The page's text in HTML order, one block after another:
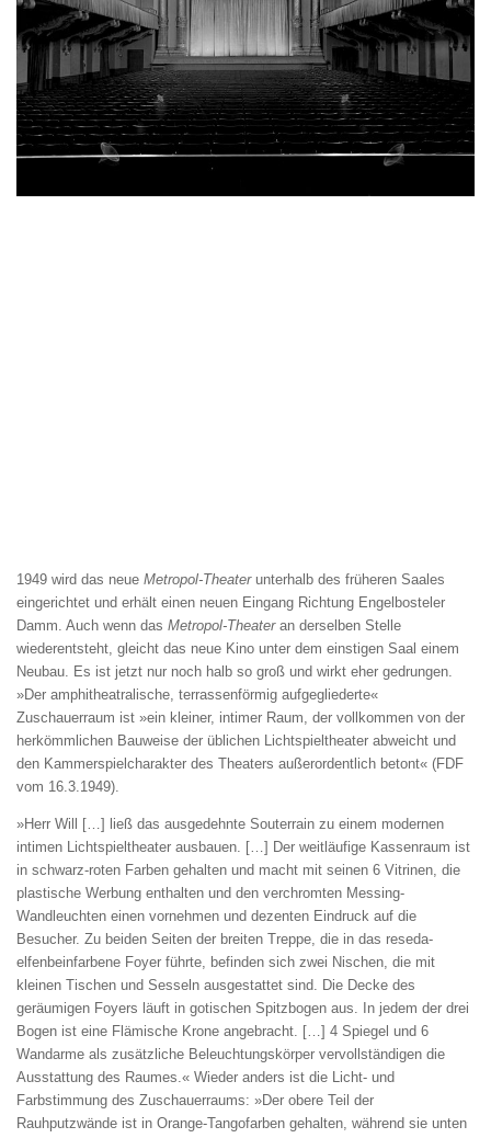
1949 wird das neue Metropol-Theaterunterhalb des früheren Saales
eingerichtet und erhält einen neuen Eingang Richtung Engelbosteler
Damm. Auch wenn das Metropol-Theateran derselben Stelle
wiederentsteht, gleicht das neue Kino unter dem einstigen Saal einem
Neubau. Es ist jetzt nur noch halb so groß und wirkt eher gedrungen.
»Der amphitheatralische, terrassenförmig aufgegliederte«
Zuschauerraum ist »ein kleiner, intimer Raum, der vollkommen von der
herkömmlichen Bauweise der üblichen Lichtspieltheater abweicht und
den Kammerspielcharakter des Theaters außerordentlich betont« (FDF
vom 16.3.1949).
»Herr Will […] ließ das ausgedehnte Souterrain zu einem modernen
intimen Lichtspieltheater ausbauen. […] Der weitläufige Kassenraum ist
in schwarz-roten Farben gehalten und macht mit seinen 6 Vitrinen, die
plastische Werbung enthalten und den verchromten Messing-
Wandleuchten einen vornehmen und dezenten Eindruck auf die
Besucher. Zu beiden Seiten der breiten Treppe, die in das reseda-
elfenbeinfarbene Foyer führte, befinden sich zwei Nischen, die mit
kleinen Tischen und Sesseln ausgestattet sind. Die Decke des
geräumigen Foyers läuft in gotischen Spitzbogen aus. In jedem der drei
Bogen ist eine Flämische Krone angebracht. […] 4 Spiegel und 6
Wandarme als zusätzliche Beleuchtungskörper vervollständigen die
Ausstattung des Raumes.« Wieder anders ist die Licht- und
Farbstimmung des Zuschauerraums: »Der obere Teil der
Rauhputzwände ist in Orange-Tangofarben gehalten, während sie unten